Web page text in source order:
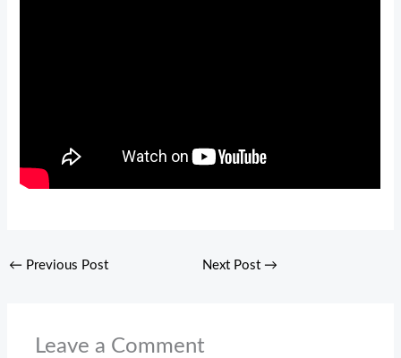
← Previous Post Next Post →
Leave a Comment